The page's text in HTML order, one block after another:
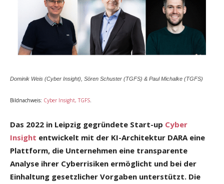
Dominik Weis (Cyber Insight), Sören Schuster (TGFS) & Paul Michalke (TGFS)
Bildnachweis: Cyber Insight, TGFS.
Das 2022 in Leipzig gegründete Start-up Cyber
Insight entwickelt mit der KI-Architektur DARA eine
Plattform, die Unternehmen eine transparente
Analyse ihrer Cyberrisiken ermöglicht und bei der
Einhaltung gesetzlicher Vorgaben unterstützt. Die